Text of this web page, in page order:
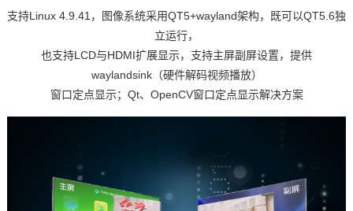
支持Linux 4.9.41，图像系统采用QT5+wayland架构，既可以QT5.6独
立运行，
也支持LCD与HDMI扩展显示，支持主屏副屏设置，提供
waylandsink（硬件解码视频播放）
窗口定点显示；Qt、OpenCV窗口定点显示解决方案